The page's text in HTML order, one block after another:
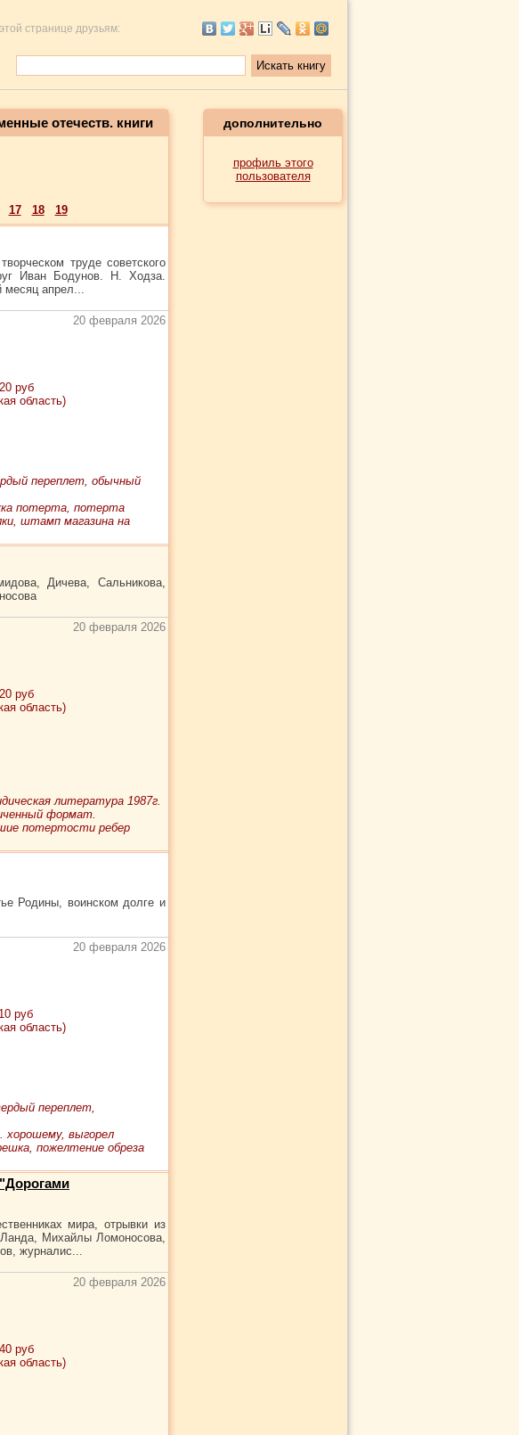
странице друзьям:
отечеств. книги
17 18 19
труде советского
Иван Бодунов. Н. Ходза.
месяц апрел...
20 февраля 2026
руб
область)
переплет, обычный
потерта, потерта
штамп магазина на
Дичева, Сальникова,
20 февраля 2026
руб
область)
литература 1987г.
формат.
потертости ребер
Родины, воинском долге и
20 февраля 2026
руб
область)
переплет,
хорошему, выгорел
пожелтение обреза
мира, отрывки из
Михайлы Ломоносова,
журналис...
20 февраля 2026
руб
область)
дополнительно
профиль этого
пользователя